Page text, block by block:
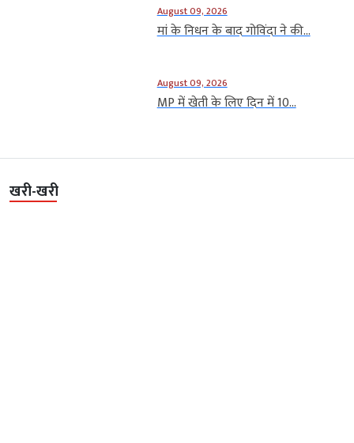
August 09, 2026
मां के निधन के बाद गोविंदा ने की...
August 09, 2026
MP में खेती के लिए दिन में 10...
खरी-खरी